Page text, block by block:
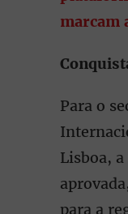
marcam
Para o
Lisboa, a
para a